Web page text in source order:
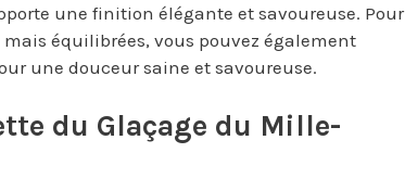
une finition élégante et savoureuse. Pour
équilibrées, vous pouvez également
une douceur saine et savoureuse.
du Glaçage du Mille-